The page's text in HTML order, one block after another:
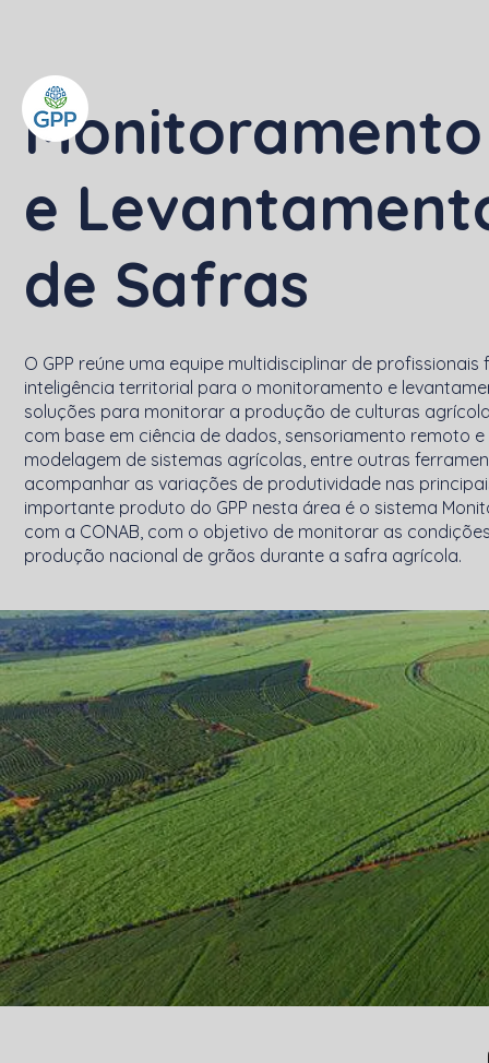
Monitoramento
e
de Safras
O GPP reúne uma equipe multidisciplinar de
inteligência territorial para o monitoramento e
soluções para monitorar a produção de culturas
com base em ciência de dados, sensoriamento remoto
modelagem de sistemas agrícolas, entre outras
acompanhar as variações de produtividade nas
importante produto do GPP nesta área é o sistema
com a CONAB, com o objetivo de monitorar as
produção nacional de grãos durante a safra agrícola.